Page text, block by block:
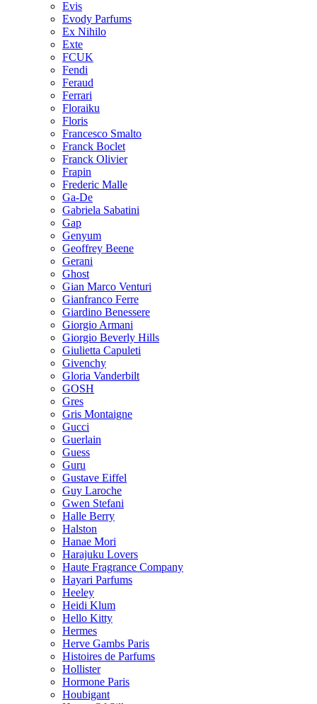
Evis
Evody Parfums
Ex Nihilo
Exte
FCUK
Fendi
Feraud
Ferrari
Floraiku
Floris
Francesco Smalto
Franck Boclet
Franck Olivier
Frapin
Frederic Malle
Ga-De
Gabriela Sabatini
Gap
Genyum
Geoffrey Beene
Gerani
Ghost
Gian Marco Venturi
Gianfranco Ferre
Giardino Benessere
Giorgio Armani
Giorgio Beverly Hills
Giulietta Capuleti
Givenchy
Gloria Vanderbilt
GOSH
Gres
Gris Montaigne
Gucci
Guerlain
Guess
Guru
Gustave Eiffel
Guy Laroche
Gwen Stefani
Halle Berry
Halston
Hanae Mori
Harajuku Lovers
Haute Fragrance Company
Hayari Parfums
Heeley
Heidi Klum
Hello Kitty
Hermes
Herve Gambs Paris
Histoires de Parfums
Hollister
Hormone Paris
Houbigant